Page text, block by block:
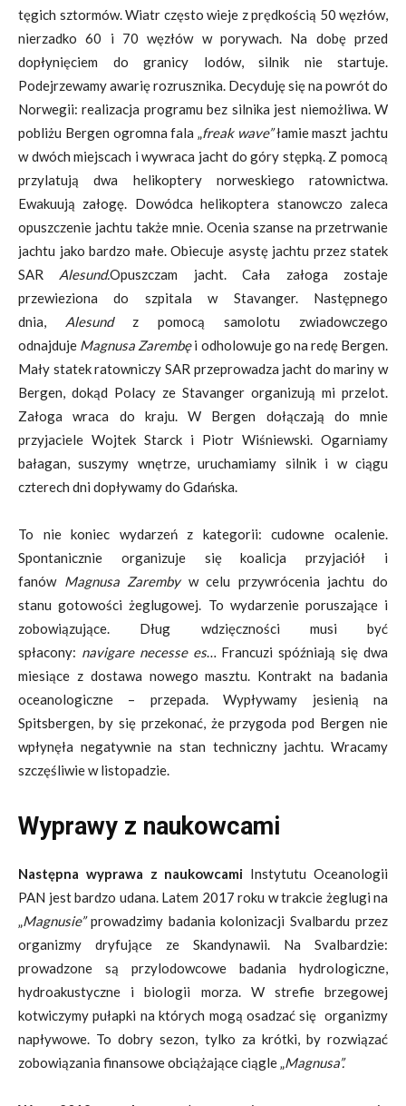
tęgich sztormów. Wiatr często wieje z prędkością 50 węzłów,
nierzadko 60 i 70 węzłów w porywach. Na dobę przed
dopłynięciem do granicy lodów, silnik nie startuje.
Podejrzewamy awarię rozrusznika. Decyduję się na powrót do
Norwegii: realizacja programu bez silnika jest niemożliwa. W
pobliżu Bergen ogromna fala „freak wave”łamie maszt jachtu
w dwóch miejscach i wywraca jacht do góry stępką. Z pomocą
przylatują dwa helikoptery norweskiego ratownictwa.
Ewakuują załogę. Dowódca helikoptera stanowczo zaleca
opuszczenie jachtu także mnie. Ocenia szanse na przetrwanie
jachtu jako bardzo małe. Obiecuje asystę jachtu przez statek
SAR Alesund.Opuszczam jacht. Cała załoga zostaje
przewieziona do szpitala w Stavanger. Następnego
dnia, Alesund z pomocą samolotu zwiadowczego
odnajduje Magnusa Zarembęi odholowuje go na redę Bergen.
Mały statek ratowniczy SAR przeprowadza jacht do mariny w
Bergen, dokąd Polacy ze Stavanger organizują mi przelot.
Załoga wraca do kraju. W Bergen dołączają do mnie
przyjaciele Wojtek Starck i Piotr Wiśniewski. Ogarniamy
bałagan, suszymy wnętrze, uruchamiamy silnik i w ciągu
czterech dni dopływamy do Gdańska.
To nie koniec wydarzeń z kategorii: cudowne ocalenie.
Spontanicznie organizuje się koalicja przyjaciół i
fanów Magnusa Zarembyw celu przywrócenia jachtu do
stanu gotowości żeglugowej. To wydarzenie poruszające i
zobowiązujące. Dług wdzięczności musi być
spłacony: navigare necesse es… Francuzi spóźniają się dwa
miesiące z dostawa nowego masztu. Kontrakt na badania
oceanologiczne – przepada. Wypływamy jesienią na
Spitsbergen, by się przekonać, że przygoda pod Bergen nie
wpłynęła negatywnie na stan techniczny jachtu. Wracamy
szczęśliwie w listopadzie.
Wyprawy z naukowcami
Następna wyprawa z naukowcami Instytutu Oceanologii
PAN jest bardzo udana. Latem 2017 roku w trakcie żeglugi na
„Magnusie”prowadzimy badania kolonizacji Svalbardu przez
organizmy dryfujące ze Skandynawii. Na Svalbardzie:
prowadzone są przylodowcowe badania hydrologiczne,
hydroakustyczne i biologii morza. W strefie brzegowej
kotwiczymy pułapki na których mogą osadzać się organizmy
napływowe. To dobry sezon, tylko za krótki, by rozwiązać
zobowiązania finansowe obciążające ciągle „Magnusa”.